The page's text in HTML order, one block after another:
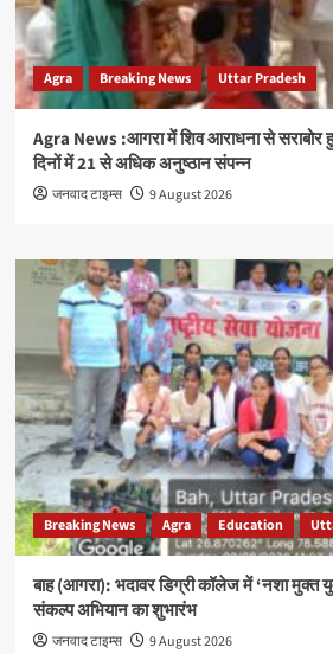
Agra Breaking News Uttar Pradesh
Agra News :आगरा में शिव आराधना से सराबोर
दिनों में 21 से अधिक अनुष्ठान संपन्न
जनवाद टाइम्स 9 August 2026
Breaking News Agra Education
बाह (आगरा): भदावर डिग्री कॉलेज में ‘नशा मुक्त
संकल्प अभियान का शुभारंभ
जनवाद टाइम्स 9 August 2026